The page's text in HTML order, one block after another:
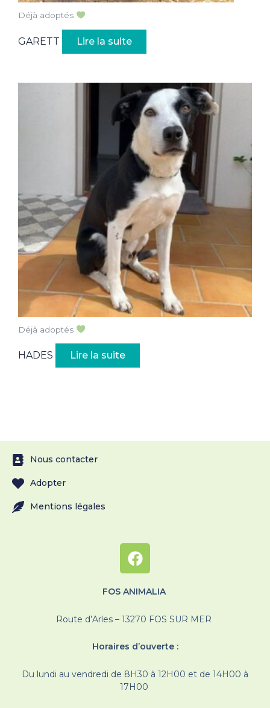
Déjà adoptés
GARETT Lire la suite
Déjà adoptés
HADES Lire la suite
Nous contacter
Adopter
Mentions légales
FOS ANIMALIA
Route d’Arles – 13270 FOS SUR MER
Horaires d’ouverte :
Du lundi au vendredi de 8H30 à 12H00 et de 14H00 à
17H00